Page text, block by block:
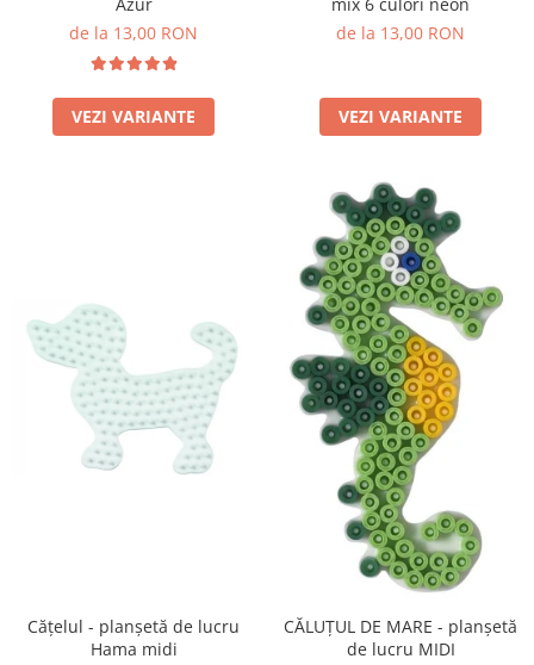
de la 13,00 RON
VEZI VARIANTE
de la 13,00 RON
VEZI VARIANTE
Cățelul - planșetă de lucru
Hama midi
CĂLUȚUL DE MARE - planșetă
de lucru MIDI